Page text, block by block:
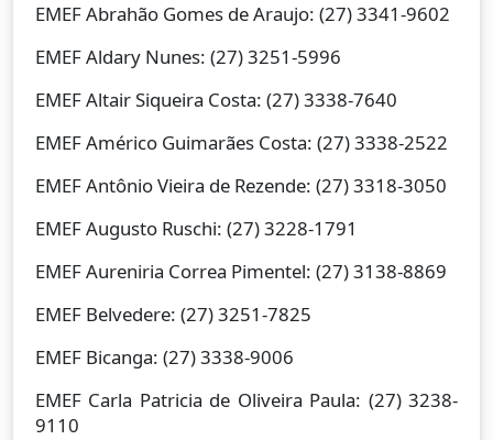
EMEF Abrahão Gomes de Araujo: (27) 3341-9602
EMEF Aldary Nunes: (27) 3251-5996
EMEF Altair Siqueira Costa: (27) 3338-7640
EMEF Américo Guimarães Costa: (27) 3338-2522
EMEF Antônio Vieira de Rezende: (27) 3318-3050
EMEF Augusto Ruschi: (27) 3228-1791
EMEF Aureniria Correa Pimentel: (27) 3138-8869
EMEF Belvedere: (27) 3251-7825
EMEF Bicanga: (27) 3338-9006
EMEF Carla Patricia de Oliveira Paula: (27) 3238-
9110